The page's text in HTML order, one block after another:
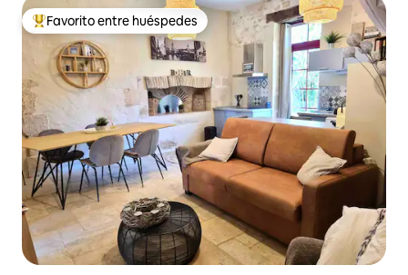
Favorito entre huéspedes preferido
Favorito entre huéspedes